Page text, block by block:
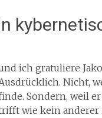
ich gratuliere
Nicht,
Sondern, weil
wie kein anderer